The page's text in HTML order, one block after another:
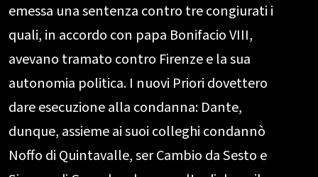
emessa una sentenza contro tre congiurati i
quali, in accordo con papa Bonifacio VIII,
avevano tramato contro Firenze e la sua
autonomia politica. I nuovi Priori dovettero
dare esecuzione alla condanna: Dante,
dunque, assieme ai suoi colleghi condannò
Noffo di Quintavalle, ser Cambio da Sesto e